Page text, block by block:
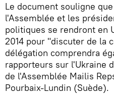
Le document souligne
l'Assemblée et les
politiques se rendront en
2014 pour "discuter de la
délégation comprendra
rapporteurs sur l'Ukraine
de l'Assemblée Mailis
Pourbaix-Lundin (Suède).